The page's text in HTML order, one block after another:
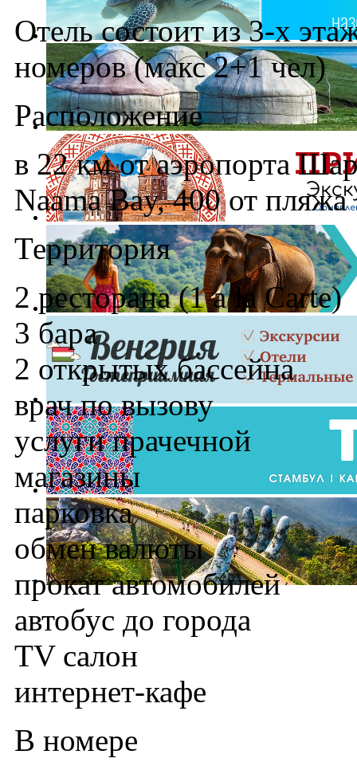
Отель состоит из 3-х
номеров (макс 2+1 чел)
Расположение
в 22 км от аэропорта
Naama Bay, 400 от пляжа
Территория
2 ресторана (1 a la Carte)
3 бара
2 открытых бассейна
врач по вызову
услуги прачечной
магазины
парковка
обмен валюты
прокат автомобилей
автобус до города
TV салон
интернет-кафе
В номере